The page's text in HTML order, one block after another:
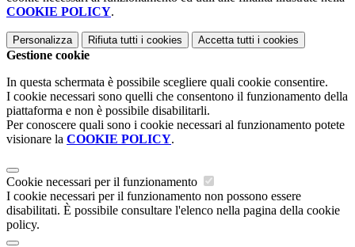
COOKIE POLICY.
Personalizza Rifiuta tutti i cookies Accetta tutti i cookies
Gestione cookie
In questa schermata è possibile scegliere quali cookie consentire.
I cookie necessari sono quelli che consentono il funzionamento della
piattaforma e non è possibile disabilitarli.
Per conoscere quali sono i cookie necessari al funzionamento potete
visionare la COOKIE POLICY.
Cookie necessari per il funzionamento
I cookie necessari per il funzionamento non possono essere
disabilitati. È possibile consultare l'elenco nella pagina della cookie
policy.